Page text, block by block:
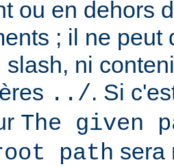
ou en dehors
; il ne peut
slash, ni
../. Si
The given
path sera